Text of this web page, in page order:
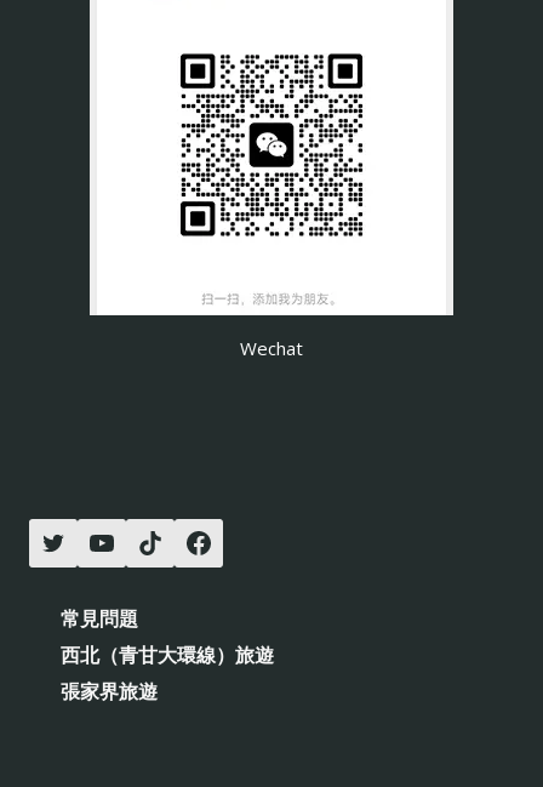
Wechat
常見問題
西北（青甘大環線）旅遊
張家界旅遊